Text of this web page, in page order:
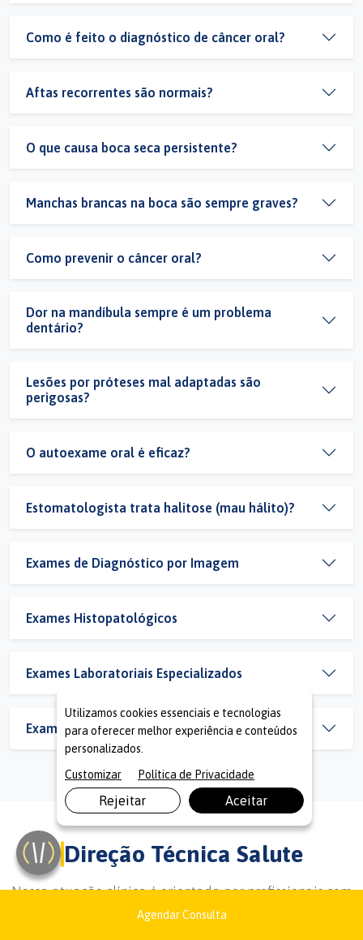
Como é feito o diagnóstico de câncer oral?
Aftas recorrentes são normais?
O que causa boca seca persistente?
Manchas brancas na boca são sempre graves?
Como prevenir o câncer oral?
Dor na mandíbula sempre é um problema
dentário?
Lesões por próteses mal adaptadas são
perigosas?
O autoexame oral é eficaz?
Estomatologista trata halitose (mau hálito)?
Exames de Diagnóstico por Imagem
Exames Histopatológicos
Exames Laboratoriais Especializados
Exames para Dor Orofacial
Direção Técnica Salute
Nossa atuação clínica é orientada por profissionais com
trajetória acadêmica, assistencial e de gestão em
Agendar Consulta
Utilizamos cookies essenciais e tecnologias
para oferecer melhor experiência e conteúdos
personalizados.
Customizar
Política de Privacidade
Rejeitar Aceitar